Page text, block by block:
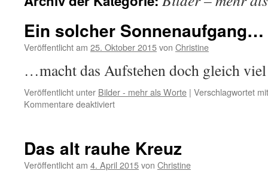
Ein solcher Sonnenaufgang…
Veröffentlicht am 25. Oktober 2015von Christine
…macht das Aufstehen doch gleich
Veröffentlicht unter Bilder - mehr als Worte | Verschlagwortet mit
Kommentare deaktiviertfür
Das alt rauhe Kreuz
Veröffentlicht am 4. April 2015von Christine